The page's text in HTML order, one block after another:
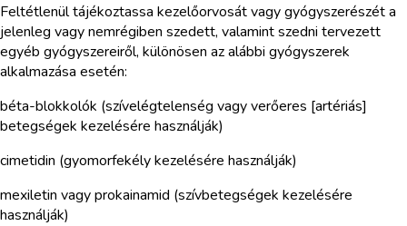
Feltétlenül tájékoztassa kezelőorvosát vagy gyógyszerészét a
jelenleg vagy nemrégiben szedett, valamint szedni tervezett
egyéb gyógyszereiről, különösen az alábbi gyógyszerek
alkalmazása esetén:
béta-blokkolók (szívelégtelenség vagy verőeres [artériás]
betegségek kezelésére használják)
cimetidin (gyomorfekély kezelésére használják)
mexiletin vagy prokainamid (szívbetegségek kezelésére
használják)